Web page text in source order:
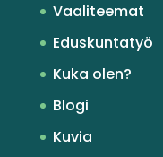
Vaaliteemat
Eduskuntatyö
Kuka olen?
Blogi
Kuvia